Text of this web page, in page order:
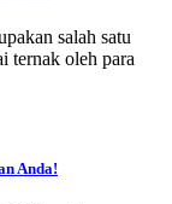
salah satu
ternak oleh para
Anda!